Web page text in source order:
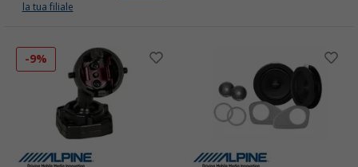
la tua filiale
-9%